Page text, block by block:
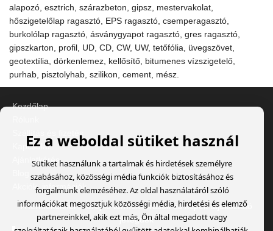
alapozó, esztrich, szárazbeton, gipsz, mestervakolat,
hőszigetelőlap ragasztó, EPS ragasztó, csemperagasztó,
burkolólap ragasztó, ásványgyapot ragasztó, gres ragasztó,
gipszkarton, profil, UD, CD, CW, UW, tetőfólia, üvegszövet,
geotextília, dörkenlemez, kellősítő, bitumenes vízszigetelő,
purhab, pisztolyhab, szilikon, cement, mész.
Kezdőlap
Kapcsolat
Ajánlatkérés
Akciók, információk
A termékeknél szereplő termékleírások és képek tájékoztató
jellegűek
Ez a weboldal sütiket használ
Sütiket használunk a tartalmak és hirdetések személyre
szabásához, közösségi média funkciók biztosításához és
forgalmunk elemzéséhez. Az oldal használatáról szóló
információkat megosztjuk közösségi média, hirdetési és elemző
partnereinkkel, akik ezt más, Ön által megadott vagy